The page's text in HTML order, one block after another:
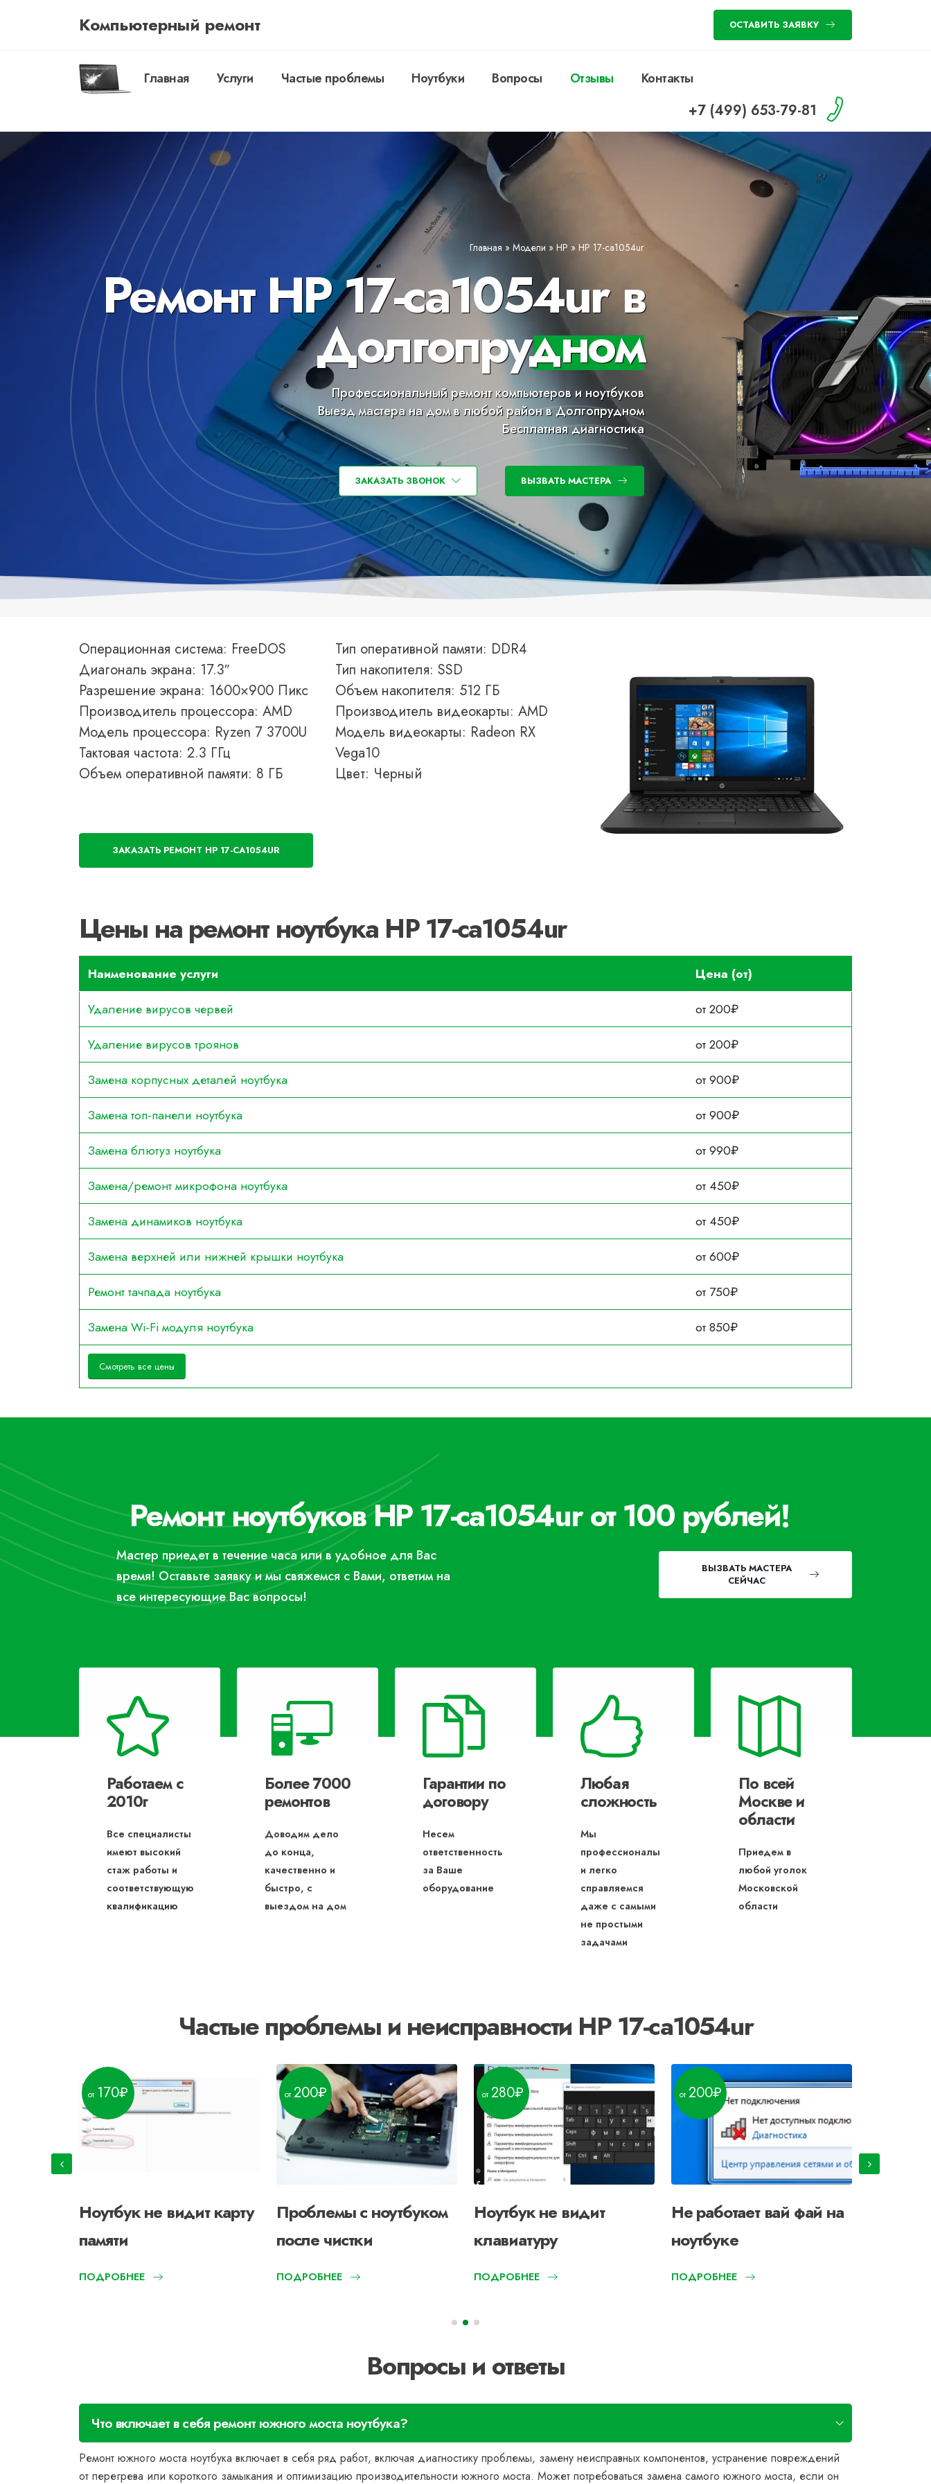
Компьютерный ремонт ОСТАВИТЬ ЗАЯВКУ
Главная Услуги Частые проблемы Ноутбуки Вопросы Отзывы Контакты
+7 (499) 653-79-81
Главная » Модели » HP » HP 17-ca1054ur
Ремонт HP 17-ca1054ur в
Долгопрудном
Профессиональный ремонт компьютеров и ноутбуков
Выезд мастера на дом в любой район в Долгопрудном
Бесплатная диагностика
ЗАКАЗАТЬ ЗВОНОК ВЫЗВАТЬ МАСТЕРА
Операционная система: FreeDOS
Диагональ экрана: 17.3″
Разрешение экрана: 1600×900 Пикс
Производитель процессора: AMD
Модель процессора: Ryzen 7 3700U
Тактовая частота: 2.3 ГГц
Объем оперативной памяти: 8 ГБ
Тип оперативной памяти: DDR4
Тип накопителя: SSD
Объем накопителя: 512 ГБ
Производитель видеокарты: AMD
Модель видеокарты: Radeon RX
Vega10
Цвет: Черный
ЗАКАЗАТЬ РЕМОНТ HP 17-CA1054UR
Цены на ремонт ноутбука HP 17-ca1054ur
Наименование услуги
Цена (от)
Удаление вирусов червей
от 200₽
Удаление вирусов троянов
от 200₽
Замена корпусных деталей ноутбука
от 900₽
Замена топ-панели ноутбука
от 900₽
Замена блютуз ноутбука
от 990₽
Замена/ремонт микрофона ноутбука
от 450₽
Замена динамиков ноутбука
от 450₽
Замена верхней или нижней крышки ноутбука
от 600₽
Ремонт тачпада ноутбука
от 750₽
Замена Wi-Fi модуля ноутбука
от 850₽
Смотреть все цены
Ремонт ноутбуков HP 17-ca1054ur от 100 рублей!
Мастер приедет в течение часа или в удобное для Вас
время! Оставьте заявку и мы свяжемся с Вами, ответим на
все интересующие Вас вопросы!
ВЫЗВАТЬ МАСТЕРА
СЕЙЧАС
Работаем с
2010г
Все специалисты
имеют высокий
стаж работы и
соответствующую
квалификацию
Более 7000
ремонтов
Доводим дело
до конца,
качественно и
быстро, с
выездом на дом
Гарантии по
договору
Несем
ответственность
за Ваше
оборудование
Любая
сложность
Мы
профессионалы
и легко
справляемся
даже с самыми
не простыми
задачами
По всей
Москве и
области
Приедем в
любой уголок
Московской
области
Частые проблемы и неисправности HP 17-ca1054ur
Ноутбук не видит карту
памяти
170
ПОДРОБНЕЕ
Проблемы с ноутбуком
после чистки
200
ПОДРОБНЕЕ
Ноутбук не видит
клавиатуру
280
ПОДРОБНЕЕ
Не работает вай фай на
ноутбуке
200
ПОДРОБНЕЕ
Вопросы и ответы
Что включает в себя ремонт южного моста ноутбука?
Ремонт южного моста ноутбука включает в себя ряд работ, включая диагностику проблемы, замену неисправных компонентов, устранение повреждений
от перегрева или короткого замыкания и оптимизацию производительности южного моста. Может потребоваться замена самого южного моста, если он